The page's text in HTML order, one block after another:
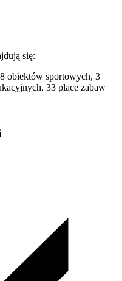
się:
obiektów sportowych, 3
33 place zabaw